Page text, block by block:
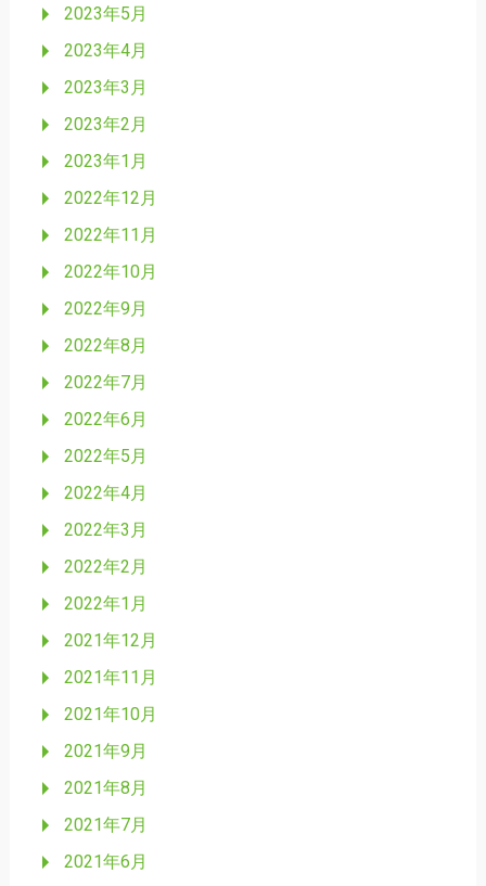
2023年5月
2023年4月
2023年3月
2023年2月
2023年1月
2022年12月
2022年11月
2022年10月
2022年9月
2022年8月
2022年7月
2022年6月
2022年5月
2022年4月
2022年3月
2022年2月
2022年1月
2021年12月
2021年11月
2021年10月
2021年9月
2021年8月
2021年7月
2021年6月